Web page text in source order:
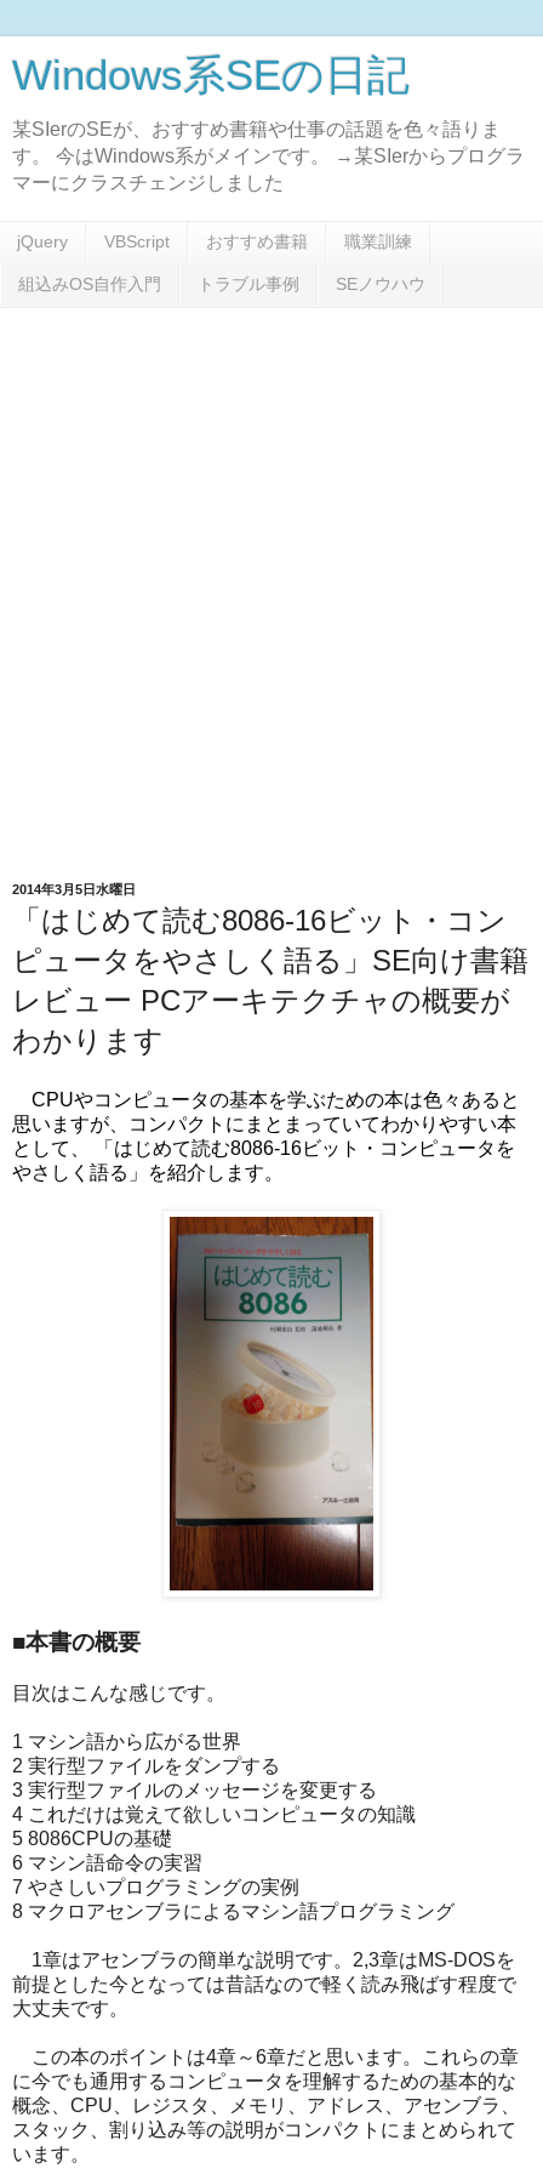
Windows系SEの日記
某SIerのSEが、おすすめ書籍や仕事の話題を色々語りま
す。 今はWindows系がメインです。 →某SIerからプログラ
マーにクラスチェンジしました
jQuery VBScript おすすめ書籍 職業訓練
組込みOS自作入門 トラブル事例 SEノウハウ
2014年3月5日水曜日
「はじめて読む8086-16ビット・コン
ピュータをやさしく語る」SE向け書籍
レビュー PCアーキテクチャの概要が
わかります
CPUやコンピュータの基本を学ぶための本は色々あると
思いますが、コンパクトにまとまっていてわかりやすい本
として、 「はじめて読む8086-16ビット・コンピュータを
やさしく語る」を紹介します。
■本書の概要
目次はこんな感じです。
1 マシン語から広がる世界
2 実行型ファイルをダンプする
3 実行型ファイルのメッセージを変更する
4 これだけは覚えて欲しいコンピュータの知識
5 8086CPUの基礎
6 マシン語命令の実習
7 やさしいプログラミングの実例
8 マクロアセンブラによるマシン語プログラミング
1章はアセンブラの簡単な説明です。2,3章はMS-DOSを
前提とした今となっては昔話なので軽く読み飛ばす程度で
大丈夫です。
この本のポイントは4章～6章だと思います。これらの章
に今でも通用するコンピュータを理解するための基本的な
概念、CPU、レジスタ、メモリ、アドレス、アセンブラ、
スタック、割り込み等の説明がコンパクトにまとめられて
います。